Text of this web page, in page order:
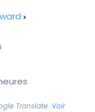
Translate. Voir